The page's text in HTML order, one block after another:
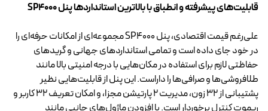
قابلیت‌های پیشرفته و انطباق با بالاترین استانداردها پنل SP4000
علی‌رغم قیمت اقتصادی، پنل SP4000 مجموعه‌ای از امکانات حرفه‌ای را
در خود جای داده است و تمامی استانداردهای جهانی و گریدهای
حفاظتی لازم برای استفاده در مکان‌هایی با درجه امنیتی بالا مانند
طلافروشی‌ها و صرافی‌ها را داراست. این پنل از قابلیت‌هایی نظیر
پشتیبانی از ۳۲ زون، مدیریت ۲ پارتیشن مجزا، و امکان تعریف ۳۲ کاربر و
ریموت کنترل برخوردار است. با افزودن ماژول‌های جانبی مانند